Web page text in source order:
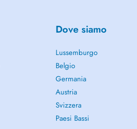
Dove siamo
Lussemburgo
Belgio
Germania
Austria
Svizzera
Paesi Bassi